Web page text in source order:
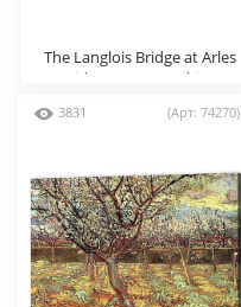
The Langlois Bridge at Arles
with Women Washing
3831 (Арт: 74270)